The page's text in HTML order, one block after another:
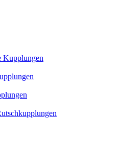
Kupplungen